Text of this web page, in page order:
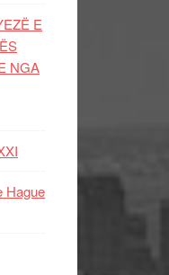
E
NGA
Hague